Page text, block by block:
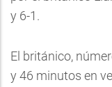
y 6-1.
El británico,
y 46 minutos en